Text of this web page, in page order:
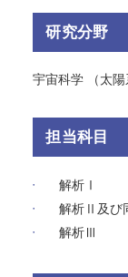
研究分野
宇宙科学 （太陽
担当科目
解析Ⅰ
解析Ⅱ及び
解析Ⅲ